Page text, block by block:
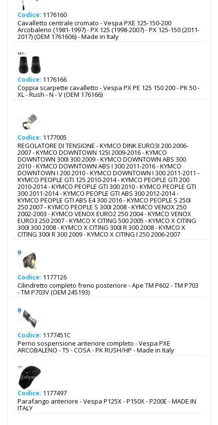
Codice: 1176160
Cavalletto centrale cromato - Vespa PXE 125-150-200
Arcobaleno (1981-1997) - PX 125 (1998-2007) - PX 125-150 (2011-
2017) (OEM 1761606) - Made in Italy
Codice: 1176166
Coppia scarpette cavalletto - Vespa PX PE 125 150 200 - PK 50 -
XL - Rush - N - V (OEM 176166)
Codice: 1177005
REGOLATORE DI TENSIONE - KYMCO DINK EURO3I 200 2006-
2007 - KYMCO DOWNTOWN 125I 2009-2016 - KYMCO
DOWNTOWN 300I 300 2009 - KYMCO DOWNTOWN ABS 300
2010 - KYMCO DOWNTOWN ABS I 300 2011-2016 - KYMCO
DOWNTOWN I 200 2010 - KYMCO DOWNTOWN I 300 2011-2011 -
KYMCO PEOPLE GTI 125 2010-2014 - KYMCO PEOPLE GTI 200
2010-2014 - KYMCO PEOPLE GTI 300 2010 - KYMCO PEOPLE GTI
300 2011-2014 - KYMCO PEOPLE GTI ABS 300 2012-2014 -
KYMCO PEOPLE GTI ABS E4 300 2016 - KYMCO PEOPLE S 250I
250 2007 - KYMCO PEOPLE S 300I 2008 - KYMCO VENOX 250
2002-2003 - KYMCO VENOX EURO2 250 2004 - KYMCO VENOX
EURO3 250 2007 - KYMCO X CITING 500 2005 - KYMCO X CITING
300I 300 2008 - KYMCO X CITING 300I R 300 2008 - KYMCO X
CITING 300I R 300 2009 - KYMCO X CITING I 250 2006-2007
Codice: 1177126
Cilindretto completo freno posteriore - Ape TM P602 - TM P703
- TM P703V (OEM 245193)
Codice: 1177451C
Perno sospensione anteriore completo - Vespa PXE
ARCOBALENO - T5 - COSA - PK RUSH/HP - Made in Italy
Codice: 1177497
Parafango anteriore - Vespa P125X - P150X - P200E - MADE IN
ITALY